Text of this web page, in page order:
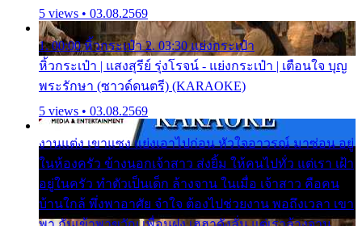
5 views • 03.08.2569
1. 00:00 หิ้วกระเป๋า 2. 03:30 แย่งกระเป๋า
หิ้วกระเป๋า | แสงสุรีย์ รุ่งโรจน์ - แย่งกระเป๋า | เตือนใจ บุญ
พระรักษา (ซาวด์ดนตรี) (KARAOKE)
5 views • 03.08.2569
งานแต่ง เขาแซง แย่งเอาไปก่อน หัวใจอาวรณ์ มาซ่อน อยู่
ในห้องครัว ข้างนอกเจ้าสาว ส่งยิ้ม ให้คนไปทั่ว แต่เรา เฝ้า
อยู่ในครัว ทำตัวเป็นเด็ก ล้างจาน ในเมื่อ เจ้าสาว คือคน
บ้านใกล้ พึ่งพาอาศัย จำใจ ต้องไปช่วยงาน พอถึงเวลา เขา